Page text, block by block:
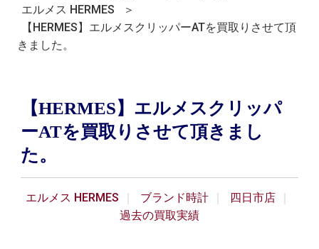
エルメス HERMES
＞
【HERMES】エルメスクリッパーATを買取りさせて頂
きました。
【HERMES】エルメスクリッパ
ーATを買取りさせて頂きまし
た。
エルメス HERMES ブランド時計
四日市店
過去の買取実績